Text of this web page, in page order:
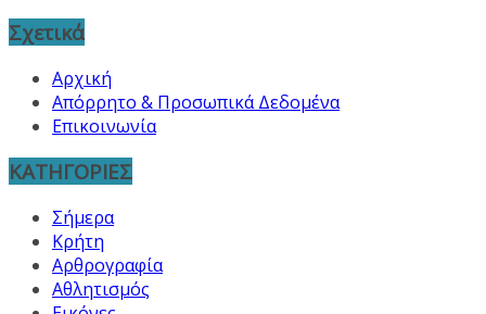
Σχετικά
Αρχική
Απόρρητο & Προσωπικά Δεδομένα
Επικοινωνία
ΚΑΤΗΓΟΡΙΕΣ
Σήμερα
Κρήτη
Αρθρογραφία
Αθλητισμός